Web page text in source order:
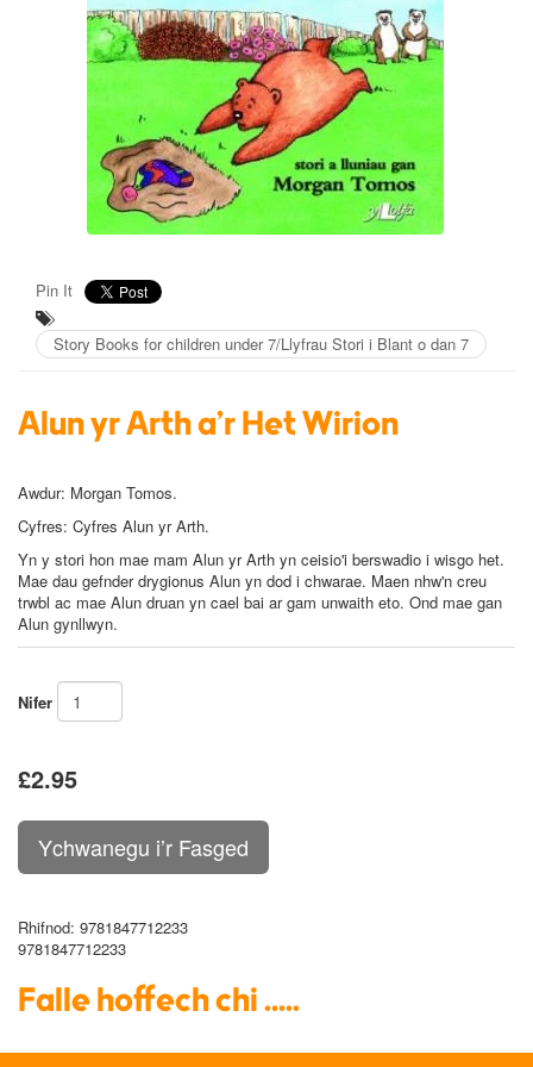
Pin It
Story Books for children under 7/Llyfrau Stori i Blant o dan 7
Alun yr Arth a'r Het Wirion
Awdur: Morgan Tomos.
Cyfres: Cyfres Alun yr Arth.
Yn y stori hon mae mam Alun yr Arth yn ceisio'i berswadio i wisgo het.
Mae dau gefnder drygionus Alun yn dod i chwarae. Maen nhw'n creu
trwbl ac mae Alun druan yn cael bai ar gam unwaith eto. Ond mae gan
Alun gynllwyn.
Nifer
£2.95
Rhifnod: 9781847712233
9781847712233
Falle hoffech chi .....